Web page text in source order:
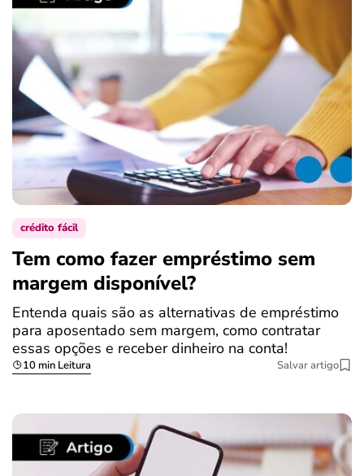
crédito fácil
Tem como fazer empréstimo sem
margem disponível?
Entenda quais são as alternativas de empréstimo
para aposentado sem margem, como contratar
essas opções e receber dinheiro na conta!
10 min Leitura Salvar artigo